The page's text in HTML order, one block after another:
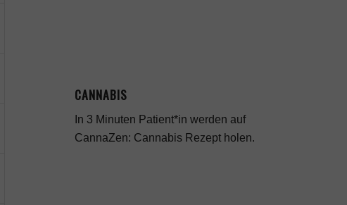
CANNABIS
In 3 Minuten Patient*in werden auf
CannaZen: Cannabis Rezept holen.